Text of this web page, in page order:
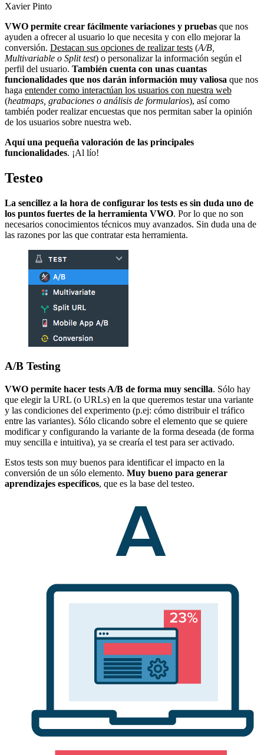
Xavier Pinto
VWO permite crear fácilmente variaciones y pruebas que nos
ayuden a ofrecer al usuario lo que necesita y con ello mejorar la
conversión. Destacan sus opciones de realizar tests (A/B,
Multivariable o Split test) o personalizar la información según el
perfil del usuario. También cuenta con unas cuantas
funcionalidades que nos darán información muy valiosa que nos
haga entender como interactúan los usuarios con nuestra web
(heatmaps, grabaciones o análisis de formularios), así como
también poder realizar encuestas que nos permitan saber la opinión
de los usuarios sobre nuestra web.
Aquí una pequeña valoración de las principales
funcionalidades. ¡Al lío!
Testeo
La sencillez a la hora de configurar los tests es sin duda uno de
los puntos fuertes de la herramienta VWO. Por lo que no son
necesarios conocimientos técnicos muy avanzados. Sin duda una de
las razones por las que contratar esta herramienta.
A/B Testing
VWO permite hacer tests A/B de forma muy sencilla. Sólo hay
que elegir la URL (o URLs) en la que queremos testar una variante
y las condiciones del experimento (p.ej: cómo distribuir el tráfico
entre las variantes). Sólo clicando sobre el elemento que se quiere
modificar y configurando la variante de la forma deseada (de forma
muy sencilla e intuitiva), ya se crearía el test para ser activado.
Estos tests son muy buenos para identificar el impacto en la
conversión de un sólo elemento. Muy bueno para generar
aprendizajes específicos, que es la base del testeo.